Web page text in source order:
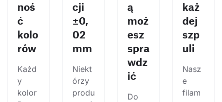
noś
ć
kolo
rów
Każd
y
kolor
cji
±0,
02
mm
Niekt
órzy
produ
ą
moż
esz
spra
wdz
ić
Do
każ
dej
szp
uli
Nasz
e
filam